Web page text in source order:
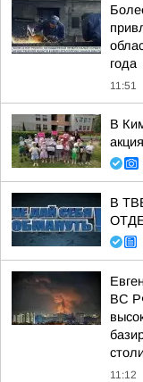
года
11:51
В
В
ВС
11:12